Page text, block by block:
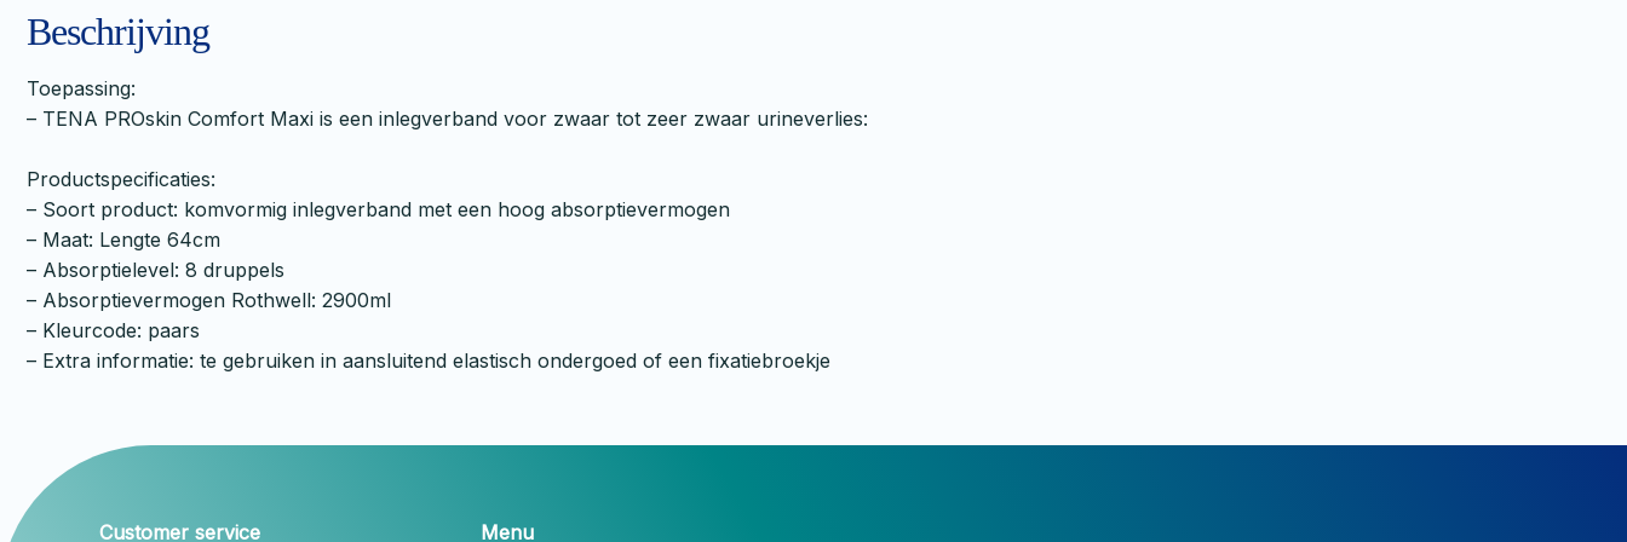
Beschrijving
Toepassing:
– TENA PROskin Comfort Maxi is een inlegverband voor zwaar tot zeer zwaar urineverlies:
Productspecificaties:
– Soort product: komvormig inlegverband met een hoog absorptievermogen
– Maat: Lengte 64cm
– Absorptielevel: 8 druppels
– Absorptievermogen Rothwell: 2900ml
– Kleurcode: paars
– Extra informatie: te gebruiken in aansluitend elastisch ondergoed of een fixatiebroekje
Customer service Menu